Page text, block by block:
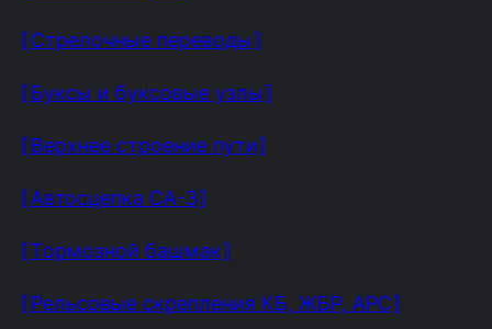
⟦Стрелочные переводы⟧
⟦Буксы и буксовые узлы⟧
⟦Верхнее строение пути⟧
⟦Автосцепка СА-3⟧
⟦Тормозной башмак⟧
⟦Рельсовые скрепления КБ, ЖБР, АРС⟧